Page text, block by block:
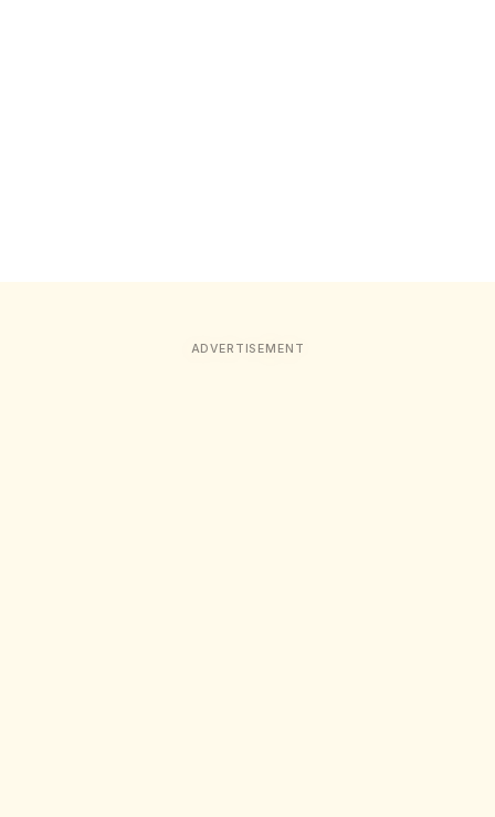
ADVERTISEMENT